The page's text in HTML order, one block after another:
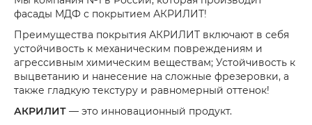
фасады МДФ с покрытием АКРИЛИТ!
Преимущества покрытия АКРИЛИТ включают в себя
устойчивость к механическим повреждениям и
агрессивным химическим веществам; Устойчивость к
выцветанию и нанесение на сложные фрезеровки, а
также гладкую текстуру и равномерный оттенок!
АКРИЛИТ — это инновационный продукт.